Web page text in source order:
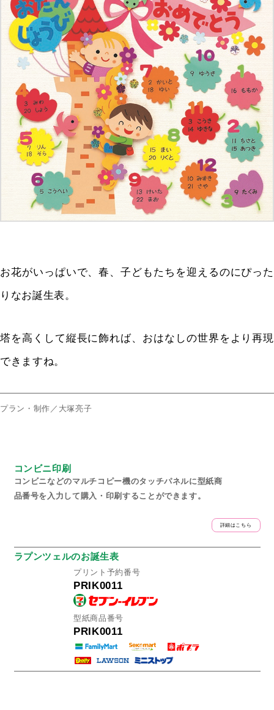
お花がいっぱいで、春、子どもたちを迎えるのにぴった
りなお誕生表。
塔を高くして縦長に飾れば、おはなしの世界をより再現
できますね。
プラン・制作／大塚亮子
コンビニ印刷
コンビニなどのマルチコピー機のタッチパネルに型紙商
品番号を入力して購入・印刷することができます。
詳細はこちら
ラプンツェルのお誕生表
プリント予約番号
PRIK0011
型紙商品番号
PRIK0011